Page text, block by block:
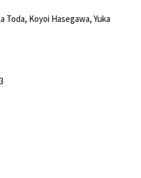
Toda, Koyoi Hasegawa, Yuka